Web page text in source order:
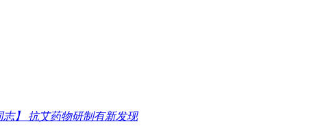
志】 抗艾药物研制有新发现